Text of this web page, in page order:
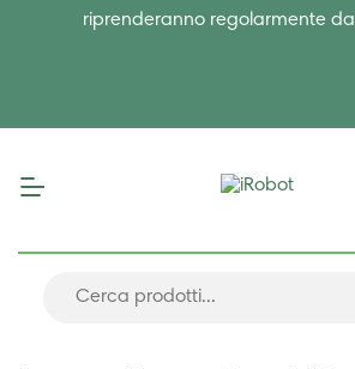
riprenderanno regolarmente dal